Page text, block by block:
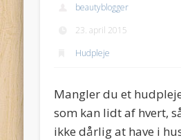
beautyblogger
23. april 2015
Hudpleje
Mangler du et
som kan lidt af hvert,
ikke dårlig at have i